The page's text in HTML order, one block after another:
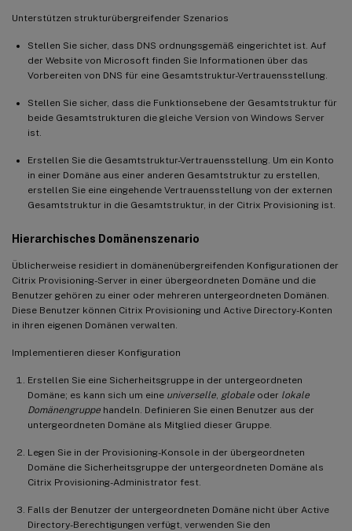
Unterstützen strukturübergreifender Szenarios
Stellen Sie sicher, dass DNS ordnungsgemäß eingerichtet ist. Auf
der Website von Microsoft finden Sie Informationen über das
Vorbereiten von DNS für eine Gesamtstruktur-Vertrauensstellung.
Stellen Sie sicher, dass die Funktionsebene der Gesamtstruktur für
beide Gesamtstrukturen die gleiche Version von Windows Server
ist.
Erstellen Sie die Gesamtstruktur-Vertrauensstellung. Um ein Konto
in einer Domäne aus einer anderen Gesamtstruktur zu erstellen,
erstellen Sie eine eingehende Vertrauensstellung von der externen
Gesamtstruktur in die Gesamtstruktur, in der Citrix Provisioning ist.
Hierarchisches Domänenszenario
Üblicherweise residiert in domänenübergreifenden Konfigurationen der
Citrix Provisioning-Server in einer übergeordneten Domäne und die
Benutzer gehören zu einer oder mehreren untergeordneten Domänen.
Diese Benutzer können Citrix Provisioning und Active Directory-Konten
in ihren eigenen Domänen verwalten.
Implementieren dieser Konfiguration
Erstellen Sie eine Sicherheitsgruppe in der untergeordneten
Domäne; es kann sich um eine universelle globale oder lokale
Domänengruppe handeln. Definieren Sie einen Benutzer aus der
untergeordneten Domäne als Mitglied dieser Gruppe.
Legen Sie in der Provisioning-Konsole in der übergeordneten
Domäne die Sicherheitsgruppe der untergeordneten Domäne als
Citrix Provisioning-Administrator fest.
Falls der Benutzer der untergeordneten Domäne nicht über Active
Directory-Berechtigungen verfügt, verwenden Sie den